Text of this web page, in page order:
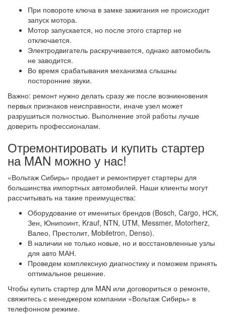
При повороте ключа в замке зажигания не происходит
запуск мотора.
Мотор запускается, но после этого стартер не
отключается.
Электродвигатель раскручивается, однако автомобиль
не заводится.
Во время срабатывания механизма слышны
посторонние звуки.
Важно: ремонт нужно делать сразу же после возникновения
первых признаков неисправности, иначе узел может
разрушиться полностью. Выполнение этой работы лучше
доверить профессионалам.
Отремонтировать и купить стартер
на MAN можно у нас!
«Вольтаж Сибирь» продает и ремонтирует стартеры для
большинства импортных автомобилей. Наши клиенты могут
рассчитывать на такие преимущества:
Оборудование от именитых брендов (Bosch, Cargo, НСК,
Зен, Юнипоинт, Krauf, NTN, UTM, Messmer, Motorherz,
Валео, Престолит, Mobiletron, Denso).
В наличии не только новые, но и восстановленные узлы
для авто МАН.
Проведем комплексную диагностику и поможем принять
оптимальное решение.
Чтобы купить стартер для MAN или договориться о ремонте,
свяжитесь с менеджером компании «Вольтаж Сибирь» в
телефонном режиме.